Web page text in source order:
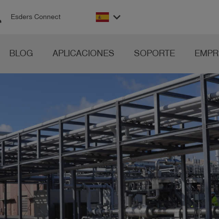
Esders Connect keyboard_arrow_down
BLOG APLICACIONES SOPORTE